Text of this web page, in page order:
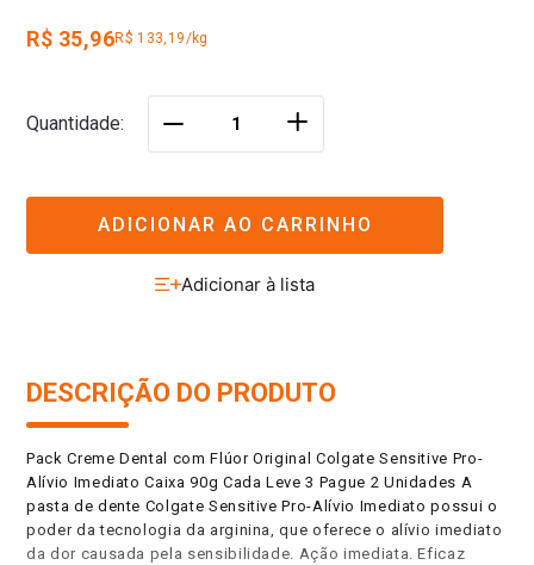
R$ 35,96R$ 133,19/kg
Quantidade ＋
ADICIONAR AO CARRINHO
DESCRIÇÃO DO PRODUTO
Pack Creme Dental com Flúor Original Colgate Sensitive Pro-
Alívio Imediato Caixa 90g Cada Leve 3 Pague 2 Unidades A
pasta de dente Colgate Sensitive Pro-Alívio Imediato possui o
poder da tecnologia da arginina, que oferece o alívio imediato
da dor causada pela sensibilidade. Ação imediata. Eficaz